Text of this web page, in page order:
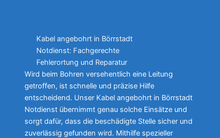
Kabel angebohrt in Börrstadt
Notdienst: Fachgerechte
Fehlerortung und Reparatur
Wird beim Bohren versehentlich eine Leitung
getroffen, ist schnelle und präzise Hilfe
entscheidend. Unser Kabel angebohrt in Börrstadt
Notdienst übernimmt genau solche Einsätze und
sorgt dafür, dass die beschädigte Stelle sicher und
zuverlässig gefunden wird. Mithilfe spezieller